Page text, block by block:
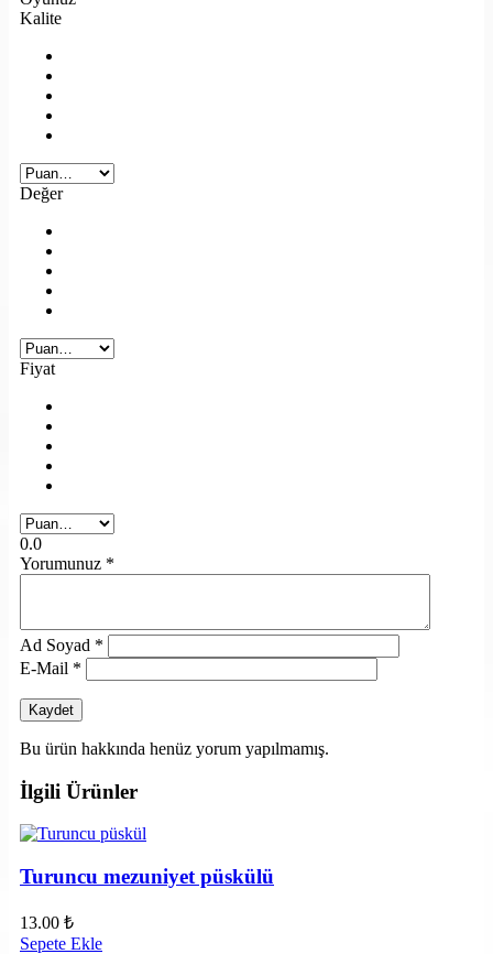
Kalite
Değer
Fiyat
0.0
Yorumunuz *
Ad Soyad *
E-Mail *
Bu ürün hakkında henüz yorum yapılmamış.
İlgili Ürünler
Turuncu mezuniyet püskülü
13.00 ₺
Sepete Ekle